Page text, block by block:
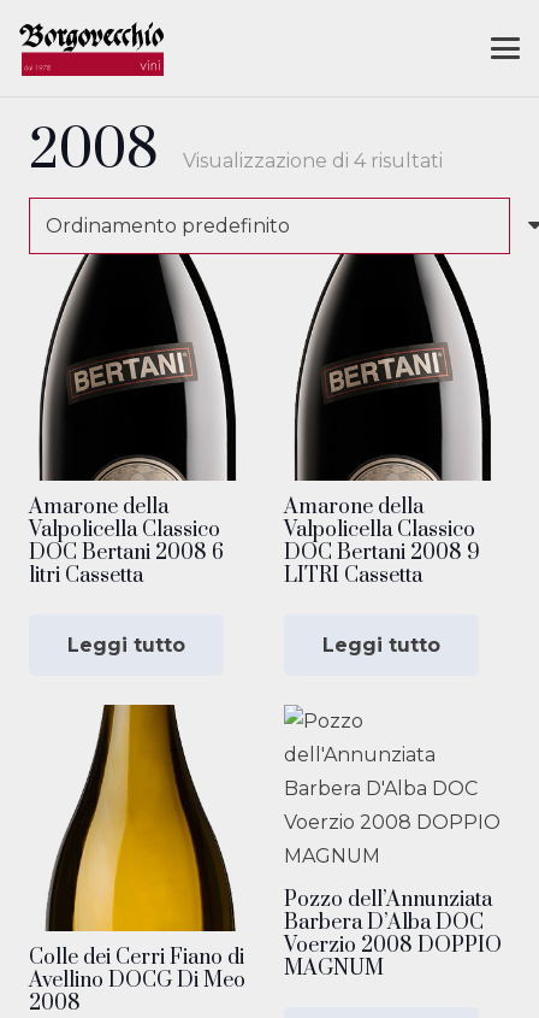
2008 Visualizzazione di 4 risultati
Amarone della
Valpolicella Classico
DOC Bertani 2008 6
litri Cassetta
Leggi tutto
Amarone della
Valpolicella Classico
DOC Bertani 2008 9
LITRI Cassetta
Leggi tutto
Colle dei Cerri Fiano di
Avellino DOCG Di Meo
2008
Pozzo dell’Annunziata
Barbera D’Alba DOC
Voerzio 2008 DOPPIO
MAGNUM